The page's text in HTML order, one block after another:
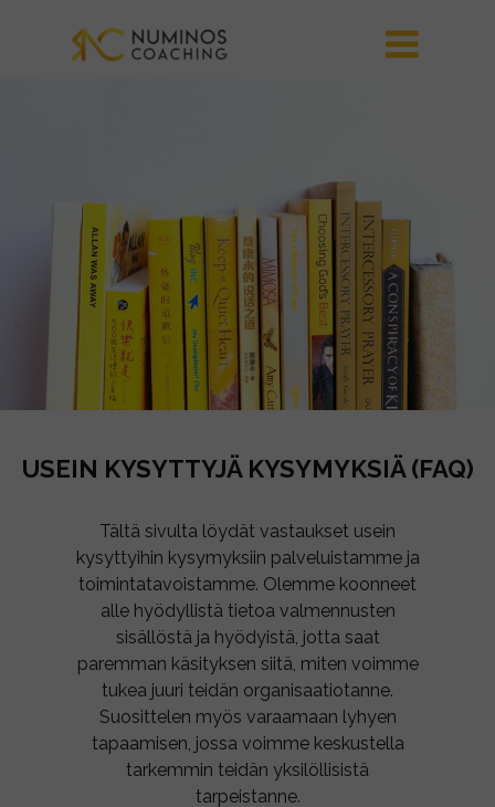
USEIN KYSYTTYJÄ KYSYMYKSIÄ (FAQ)
Tältä sivulta löydät vastaukset usein
kysyttyihin kysymyksiin palveluistamme ja
toimintatavoistamme. Olemme koonneet
alle hyödyllistä tietoa valmennusten
sisällöstä ja hyödyistä, jotta saat
paremman käsityksen siitä, miten voimme
tukea juuri teidän organisaatiotanne.
Suosittelen myös varaamaan lyhyen
tapaamisen, jossa voimme keskustella
tarkemmin teidän yksilöllisistä
tarpeistanne.